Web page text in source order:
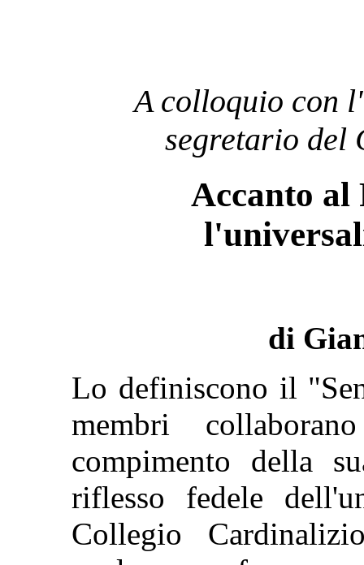
A colloquio con
segretario del
Accanto al
di
Lo definiscono il
membri
compimento della
riflesso fedele
Collegio